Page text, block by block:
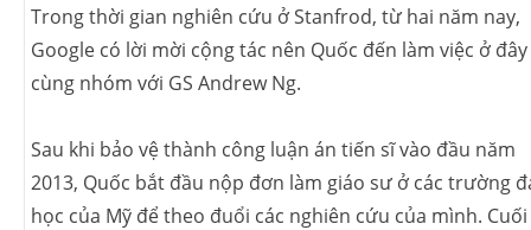
Trong thời gian nghiên cứu ở Stanfrod, từ hai năm nay,
Google có lời mời cộng tác nên Quốc đến làm việc ở đây
cùng nhóm với GS Andrew Ng.
Sau khi bảo vệ thành công luận án tiến sĩ vào đầu năm
2013, Quốc bắt đầu nộp đơn làm giáo sư ở các trường
học của Mỹ để theo đuổi các nghiên cứu của mình. Cuối